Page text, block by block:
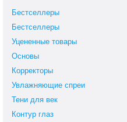
Бестселлеры
Бестселлеры
Уцененные товары
Основы
Корректоры
Увлажняющие спреи
Тени для век
Контур глаз